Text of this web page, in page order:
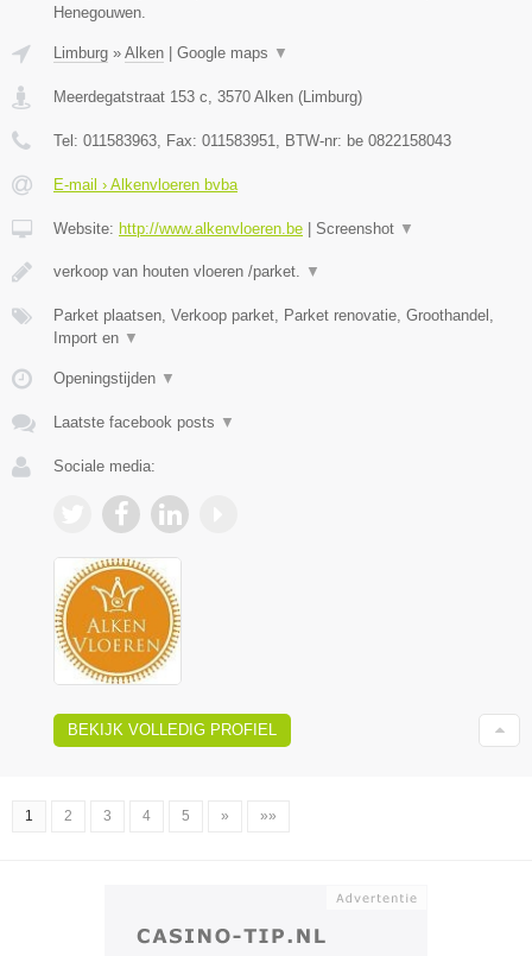
Henegouwen.
Limburg » Alken Google maps ▼
Meerdegatstraat 153 c 3570 Alken ( Limburg)
Tel: 011583963 , Fax: 011583951 , BTW-nr: be 0822158043
E-mail › Alkenvloeren bvba
Website: http://www.alkenvloeren.be Screenshot ▼
verkoop van houten vloeren /parket. ▼
Parket plaatsen, Verkoop parket, Parket renovatie, Groothandel,
Import en ▼
Openingstijden ▼
Laatste facebook posts ▼
Sociale media:
BEKIJK VOLLEDIG PROFIEL
1 2 3 4 5 » »»